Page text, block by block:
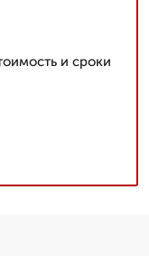
и сроки